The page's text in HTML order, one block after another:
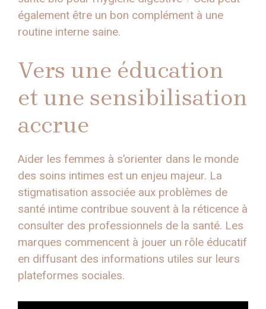
également être un bon complément à une
routine interne saine.
Vers une éducation
et une sensibilisation
accrue
Aider les femmes à s’orienter dans le monde
des soins intimes est un enjeu majeur. La
stigmatisation associée aux problèmes de
santé intime contribue souvent à la réticence à
consulter des professionnels de la santé. Les
marques commencent à jouer un rôle éducatif
en diffusant des informations utiles sur leurs
plateformes sociales.